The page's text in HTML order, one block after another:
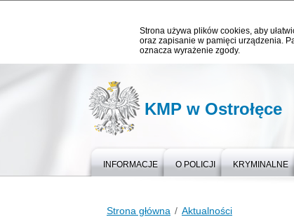
Strona używa plików cookies, aby
oraz zapisanie w pamięci urządzenia.
oznacza wyrażenie zgody.
KMP w Ostrołęce
INFORMACJE O POLICJI KRYMINALNE
Strona główna Aktualności